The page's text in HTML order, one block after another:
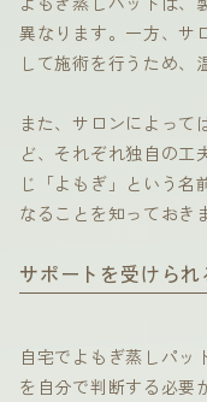
異なります。一方、サ
して施術を行うため、
また、サロンによって
ど、それぞれ独自の工
じ「よもぎ」という名
なることを知っておき
サポートを受けら
自宅でよもぎ蒸しパッ
を自分で判断する必要